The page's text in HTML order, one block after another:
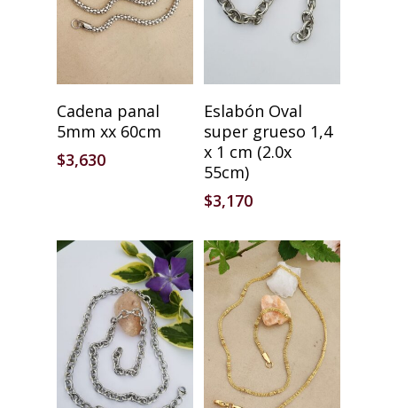
Añadir Al Carrito
Cadena panal
5mm xx 60cm
$3,630
Añadir Al Carrito
Eslabón Oval
super grueso 1,4
x 1 cm (2.0x
55cm)
$3,170